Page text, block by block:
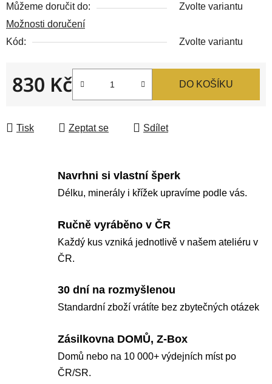
Můžeme doručit do:
Zvolte variantu
Možnosti doručení
Kód:
Zvolte variantu
830 Kč DO KOŠÍKU
Tisk Zeptat se Sdílet
Navrhni si vlastní šperk
Délku, minerály i křížek upravíme podle vás.
Ručně vyráběno v ČR
Každý kus vzniká jednotlivě v našem ateliéru v
ČR.
30 dní na rozmyšlenou
Standardní zboží vrátíte bez zbytečných otázek
Zásilkovna DOMŮ, Z-Box
Domů nebo na 10 000+ výdejních míst po
ČR/SR.